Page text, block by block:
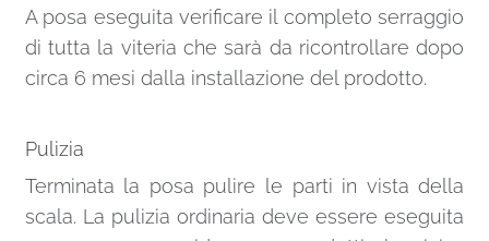
A posa eseguita verificare il completo serraggio
di tutta la viteria che sarà da ricontrollare dopo
circa 6 mesi dalla installazione del prodotto.
Pulizia
Terminata la posa pulire le parti in vista della
scala. La pulizia ordinaria deve essere eseguita